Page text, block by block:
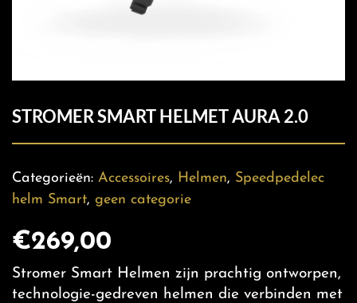
STROMER SMART HELMET AURA 2.0
Categorieën: Accessoires, Helmen, Speedpedelec
helm Smart, geen categorie
€269,00
Stromer Smart Helmen zijn prachtig ontworpen,
technologie-gedreven helmen die verbinden met